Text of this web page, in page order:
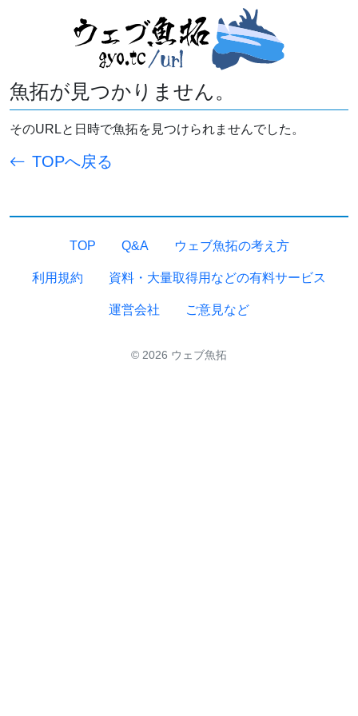
魚拓が見つかりません。
そのURLと日時で魚拓を見つけられませんでした。
TOPへ戻る
TOP Q&A ウェブ魚拓の考え方
利用規約 資料・大量取得用などの有料サービス
運営会社 ご意見など
© 2026 ウェブ魚拓